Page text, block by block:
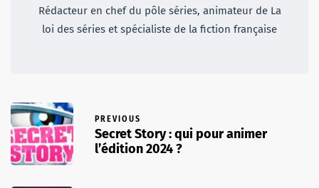
Rédacteur en chef du pôle séries, animateur de La
loi des séries et spécialiste de la fiction française
PREVIOUS
Secret Story : qui pour animer
l’édition 2024 ?